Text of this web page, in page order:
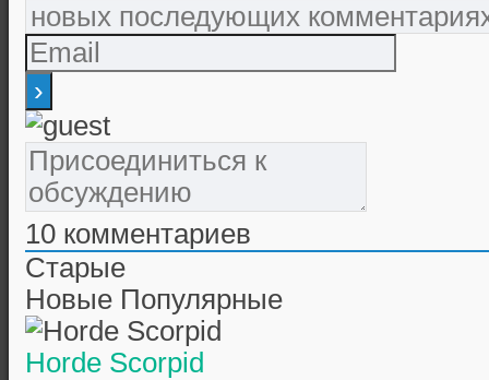
10 комментариев
Старые
Новые Популярные
Horde Scorpid